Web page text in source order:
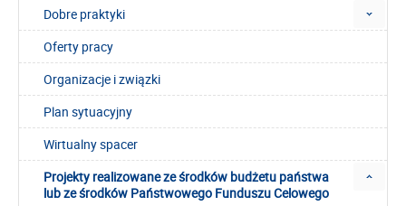
Dobre praktyki
Oferty pracy
Organizacje i związki
Plan sytuacyjny
Wirtualny spacer
Projekty realizowane ze środków budżetu państwa
lub ze środków Państwowego Funduszu Celowego